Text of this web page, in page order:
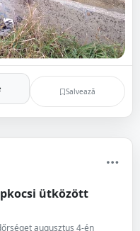
Salvează
ütközött
augusztus 4-én